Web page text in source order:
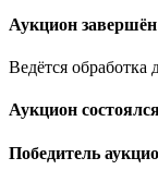
Аукцион завершён
Ведётся обработка
Аукцион
Победитель